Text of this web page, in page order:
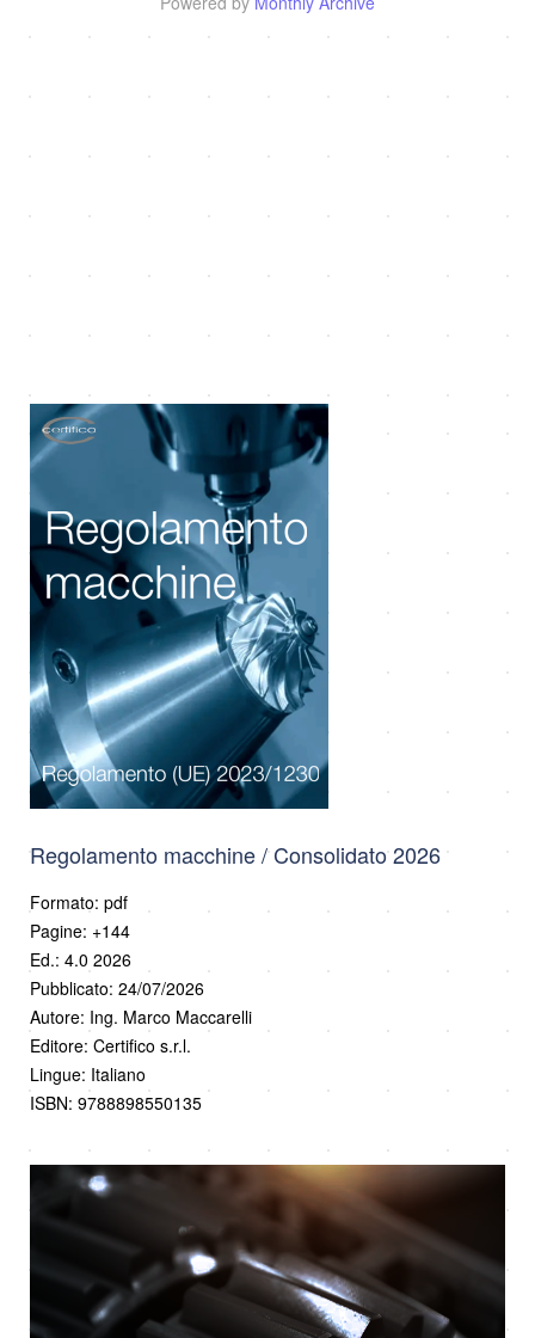
Regolamento macchine / Consolidato 2026
Formato: pdf
Pagine: +144
Ed.: 4.0 2026
Pubblicato: 24/07/2026
Autore: Ing. Marco Maccarelli
Editore: Certifico s.r.l.
Lingue: Italiano
ISBN: 9788898550135